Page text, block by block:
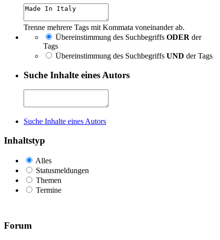
Trenne mehrere Tags mit Kommata voneinander ab.
Übereinstimmung des Suchbegriffs ODER der
Tags
Übereinstimmung des Suchbegriffs UND der Tags
Suche Inhalte eines Autors
Suche Inhalte eines Autors
Inhaltstyp
Alles
Statusmeldungen
Themen
Termine
Forum